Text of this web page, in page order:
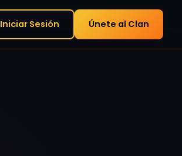
Iniciar Sesión Únete al Clan